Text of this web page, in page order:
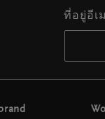
ที่อยู่อี